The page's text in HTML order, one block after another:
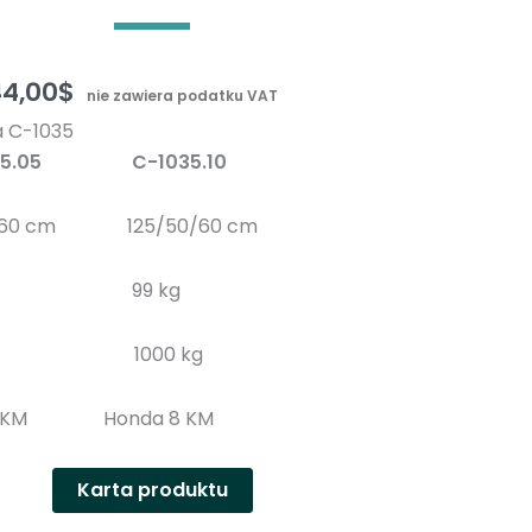
$ Z
4
8
nie zawiera podatku VAT
1035
C-1035.10
cm 125/50/60 cm
99 kg
1000 kg
KM Honda 8 KM
Karta produktu